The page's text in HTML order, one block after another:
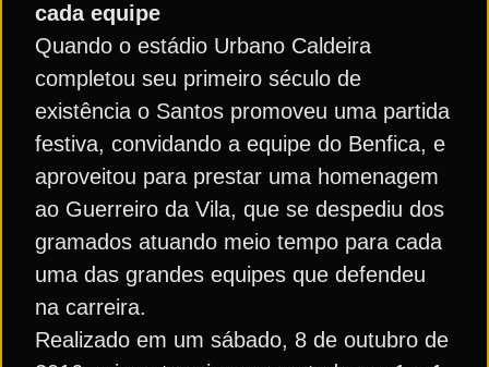
cada equipe
Quando o estádio Urbano Caldeira
completou seu primeiro século de
existência o Santos promoveu uma partida
festiva, convidando a equipe do Benfica, e
aproveitou para prestar uma homenagem
ao Guerreiro da Vila, que se despediu dos
gramados atuando meio tempo para cada
uma das grandes equipes que defendeu
na carreira.
Realizado em um sábado, 8 de outubro de